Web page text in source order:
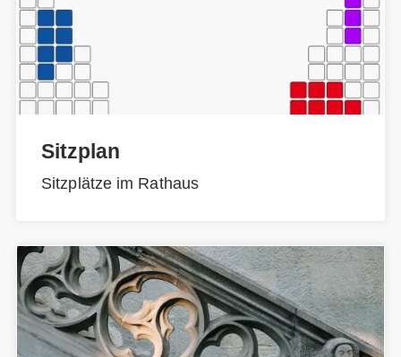
Sitzplan
Sitzplätze im Rathaus